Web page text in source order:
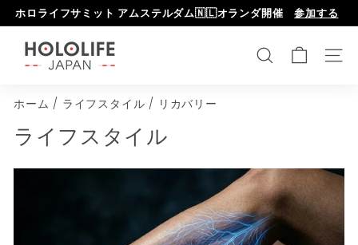
へ
シ
を
時
停
ホロライフサミット アムステルダム🇳🇱オランダ開催参加する
H
o
o
l
検索 メ
ホーム / ライフスタイル / リカバリー
ライフスタイル